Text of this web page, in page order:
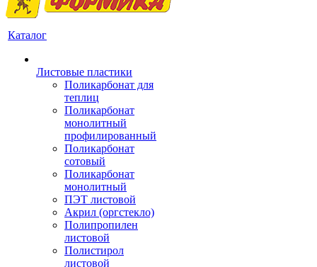
Каталог
Листовые пластики
Поликарбонат для
теплиц
Поликарбонат
монолитный
профилированный
Поликарбонат
сотовый
Поликарбонат
монолитный
ПЭТ листовой
Акрил (оргстекло)
Полипропилен
листовой
Полистирол
листовой